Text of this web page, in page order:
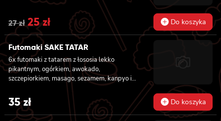
27zł Original
price
was:
27 zł.
25zł Current
price
is:
25 zł.
Do koszyka
Futomaki SAKE TATAR
6x futomaki z tatarem z łososia lekko
pikantnym, ogórkiem, awokado,
szczepiorkiem, masago, sezamem, kanpyo i
35zł Do koszyka